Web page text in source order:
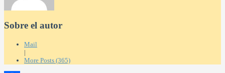
Sobre el autor
Mail
|
More Posts (365)